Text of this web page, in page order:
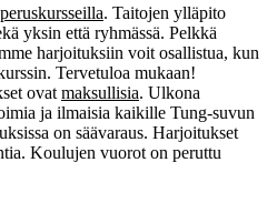
peruskursseilla. Taitojen ylläpito
yksin että ryhmässä. Pelkkä
harjoituksiin voit osallistua, kun
Tervetuloa mukaan!
ovat maksullisia. Ulkona
ja ilmaisia kaikille Tung-suvun
on säävaraus. Harjoitukset
Koulujen vuorot on peruttu